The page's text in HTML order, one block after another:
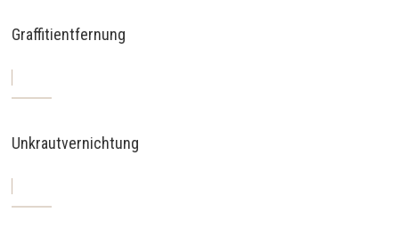
Graffitientfernung
Unkrautvernichtung